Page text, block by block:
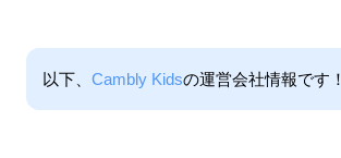
以下、 Cambly Kidsの運営会社情報です！